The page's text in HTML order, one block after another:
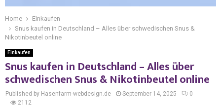
Home
Einkaufen
Snus kaufen in Deutschland – Alles über schwedischen Snus &
Nikotinbeutel online
Einkaufen
Snus kaufen in Deutschland – Alles über
schwedischen Snus & Nikotinbeutel online
Published by Hasenfarm-webdesign.de September 14, 2025
0
2112